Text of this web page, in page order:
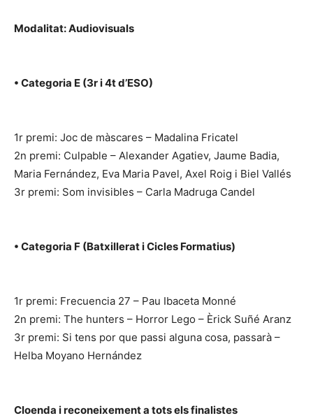
Modalitat: Audiovisuals
• Categoria E (3r i 4t d’ESO)
1r premi: Joc de màscares – Madalina Fricatel
2n premi: Culpable – Alexander Agatiev, Jaume Badia,
Maria Fernández, Eva Maria Pavel, Axel Roig i Biel Vallés
3r premi: Som invisibles – Carla Madruga Candel
• Categoria F (Batxillerat i Cicles Formatius)
1r premi: Frecuencia 27 – Pau Ibaceta Monné
2n premi: The hunters – Horror Lego – Èrick Suñé Aranz
3r premi: Si tens por que passi alguna cosa, passarà –
Helba Moyano Hernández
Cloenda i reconeixement a tots els finalistes